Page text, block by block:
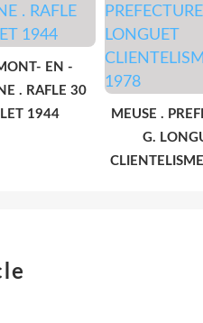
EN -
. RAFLE 30
1944
MEUSE .
G.